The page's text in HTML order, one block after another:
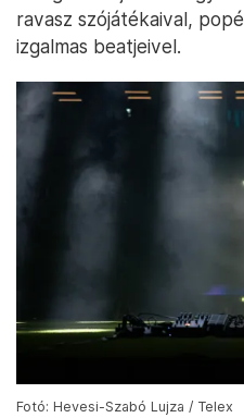
ravasz szójátékaival,
izgalmas beatjeivel.
Fotó: Hevesi-Szabó Lujza / Telex